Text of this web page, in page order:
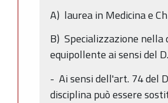
A) laurea in Medicina e
B) Specializzazione nella
equipollente ai sensi del
- Ai sensi dell'art. 74 del
disciplina può essere